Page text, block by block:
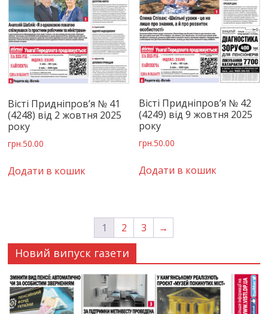
Вісті Придніпров’я № 41
(4248) від 2 жовтня 2025
року
грн.50.00
Додати в кошик
Вісті Придніпров’я № 42
(4249) від 9 жовтня 2025
року
грн.50.00
Додати в кошик
1 2 3 →
Новий випуск газети